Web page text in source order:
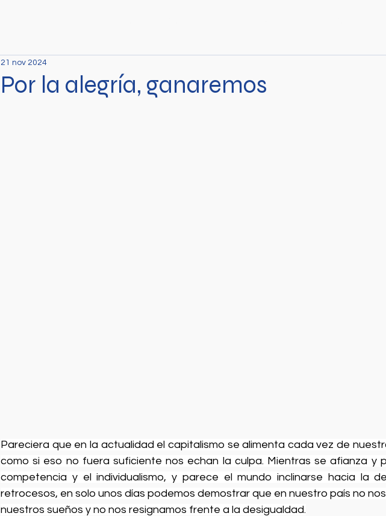
Por la alegría, ganaremos
21 nov 2024
Pareciera que en la actualidad el capitalismo se alimenta cada vez de
como si eso no fuera suficiente nos echan la culpa. Mientras se afianza y
competencia y el individualismo, y parece el mundo inclinarse hacia la
retrocesos, en solo unos días podemos demostrar que en nuestro país no
nuestros sueños y no nos resignamos frente a la desigualdad.